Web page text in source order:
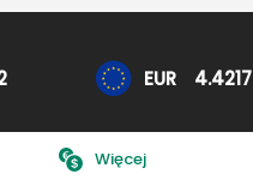
EUR 4.4217
Więcej